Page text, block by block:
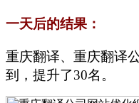
一天后的结果：
重庆翻译、重庆翻译
到，提升了30名。